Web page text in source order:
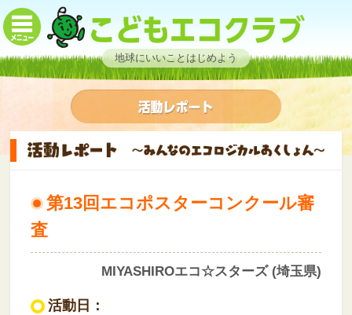
地球にいいことはじめよう
第13回エコポスターコンクール審
査
MIYASHIROエコ☆スターズ (埼玉県)
活動日：